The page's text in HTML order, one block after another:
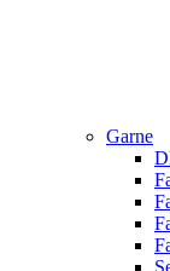
Garne